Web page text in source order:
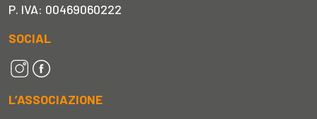
P. IVA: 00469060222
SOCIAL
L’ASSOCIAZIONE